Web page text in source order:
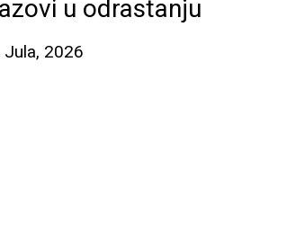
u odrastanju
Jula, 2026